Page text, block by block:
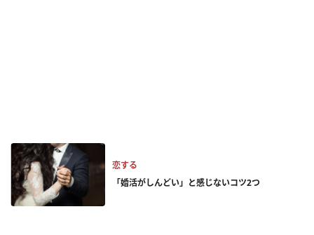
恋する
「婚活がしんどい」と感じないコツ2つ